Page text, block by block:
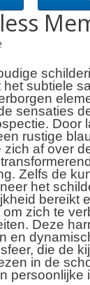
het subtiele
sensaties
Door
rustige
zich af over
Zelfs de
het
bereikt
om zich te
Deze
en
die de
in de
persoonlijke